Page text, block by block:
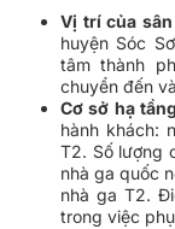
Vị trí của sân
huyện Sóc
tâm thành
chuyển đến
Cơ sở hạ
hành khách:
T2. Số lượng
nhà ga quốc
nhà ga T2.
trong việc